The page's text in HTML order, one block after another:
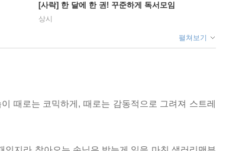
[사락] 한 달에 한 권! 꾸준하게 독서모임
상시
펼쳐보기
때로는 코믹하게, 때로는 감동적으로 그려져 스트레